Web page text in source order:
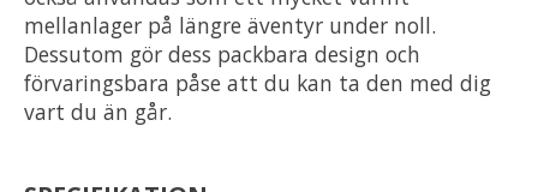
mellanlager på längre äventyr under noll.
Dessutom gör dess packbara design och
förvaringsbara påse att du kan ta den med dig
vart du än går.